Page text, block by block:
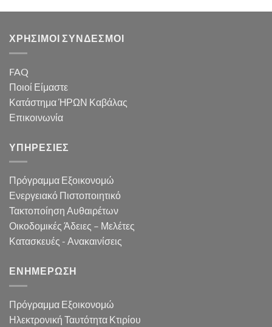
ΧΡΗΣΙΜΟΙ ΣΥΝΔΕΣΜΟΙ
FAQ
Ποιοί Είμαστε
Κατάστημα ΉΡΩΝ Καβάλας
Επικοινωνία
ΥΠΗΡΕΣΙΕΣ
Πρόγραμμα Εξοικονομώ
Ενεργειακό Πιστοποιητικό
Τακτοποίηση Αυθαιρέτων
Οικοδομικές Άδειες – Μελέτες
Κατασκευές - Ανακαινίσεις
ΕΝΗΜΕΡΩΣΗ
Πρόγραμμα Εξοικονομώ
Ηλεκτρονική Ταυτότητα Κτιρίου